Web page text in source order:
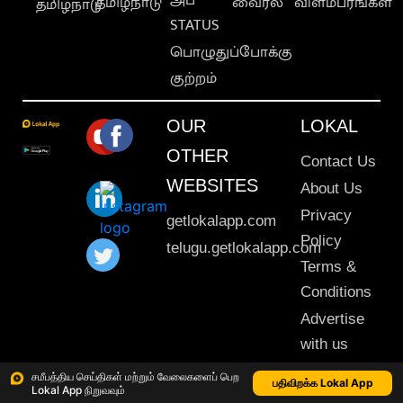
சமீபத்திய செய்திகள் மற்றும் வேலைகளைப் பெற
Lokal App நிறுவவும்
பதிவிறக்க Lokal App
STATUS
பொழுதுப்போக்கு
குற்றம்
OUR
OTHER
WEBSITES
getlokalapp.com
telugu.getlokalapp.com
LOKAL
Contact Us
About Us
Privacy
Policy
Terms &
Conditions
Advertise
with us
Sitemap
This material may not be published, transmitted, rewritten or redistributed. © 2020 Lokal App. All rights reserved.